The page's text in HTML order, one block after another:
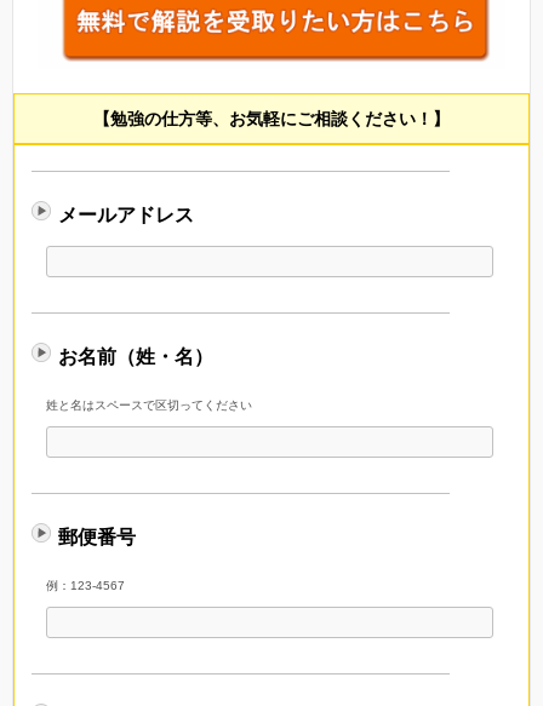
【勉強の仕方等、お気軽にご相談ください！】
メールアドレス
お名前（姓・名）
姓と名はスペースで区切ってください
郵便番号
例：123-4567